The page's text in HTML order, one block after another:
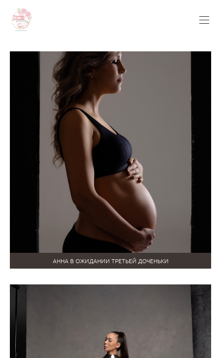
АННА В ОЖИДАНИИ ТРЕТЬЕЙ ДОЧЕНЬКИ